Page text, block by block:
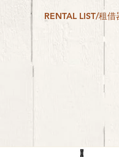
RENTAL LIST/租借